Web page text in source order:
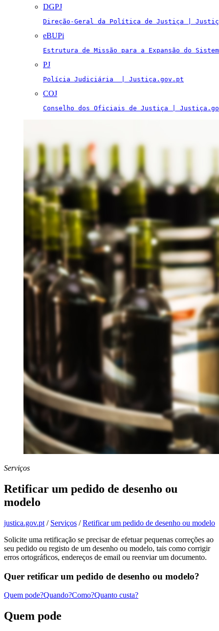
DGPJ
Direção-Geral da Política de Justiça |
eBUPi
Estrutura de Missão para a Expansão do
PJ
Polícia Judiciária  | Justiça.gov.pt
COJ
Conselho dos Oficiais de Justiça |
Serviços
Retificar um pedido de desenho ou
modelo
justica.gov.pt / Serviços /Retificar um pedido de desenho ou modelo
Solicite uma retificação se precisar de efetuar pequenas correções ao
seu pedido ou registo de um desenho ou modelo, tais como corrigir
erros ortográficos, endereços de email ou reenviar um documento.
Quer retificar um pedido de desenho ou modelo?
Quem pode?Quando?Como?Quanto custa?
Quem pode